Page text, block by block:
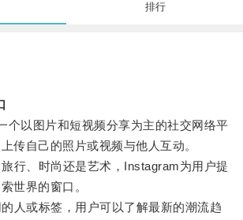
排行
以图片和短视频分享为主的社交网络平
传自己的照片或视频与他人互动。
、时尚还是艺术，Instagram为用户提
世界的窗口。
或标签，用户可以了解最新的潮流趋